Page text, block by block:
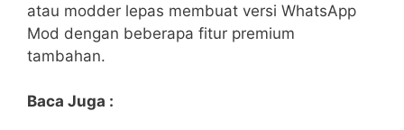
atau modder lepas membuat versi WhatsApp
Mod dengan beberapa fitur premium
tambahan.
Baca Juga :